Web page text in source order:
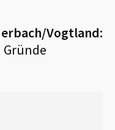
Vogtland:
Gründe